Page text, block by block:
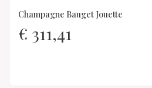
Champagne Bauget Jouette
€ 311,41